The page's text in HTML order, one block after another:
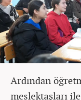
Ardından
meslektaşları